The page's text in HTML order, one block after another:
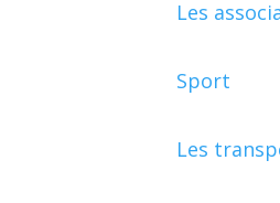
Les
Sport
Les